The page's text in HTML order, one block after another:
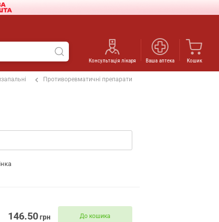
Консультація лікаря Ваша аптека Кошик
Противоревматичні препарати
146.50грн До кошика